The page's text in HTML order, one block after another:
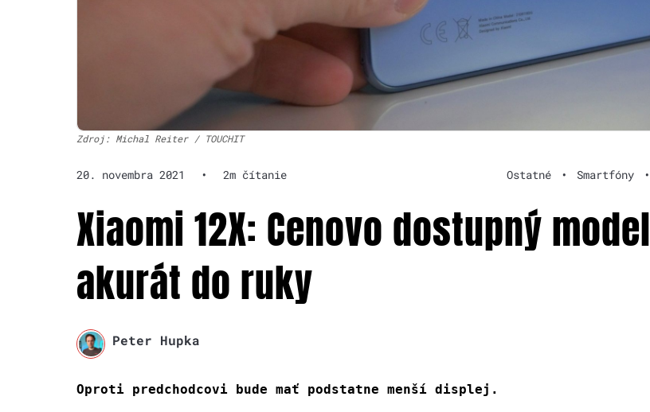
Zdroj: Michal Reiter / TOUCHIT
20. novembra 2021 • 2m čítanie Ostatné • Smartfóny •
Xiaomi 12X: Cenovo dostupný model
akurát do ruky
Peter Hupka
Oproti predchodcovi bude mať podstatne menší displej .